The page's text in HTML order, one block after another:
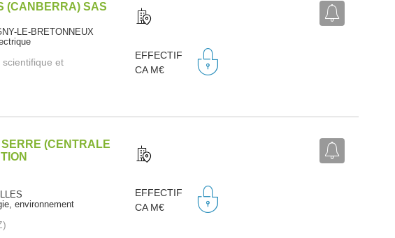
(CANBERRA) SAS
LE-BRETONNEUX
et
EFFECTIF
CA M€
(CENTRALE
environnement
EFFECTIF
CA M€